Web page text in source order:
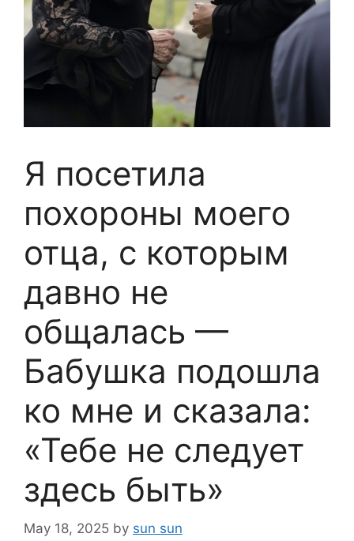
Я посетила
похороны моего
отца, с которым
давно не
общалась —
Бабушка подошла
ко мне и сказала:
«Тебе не следует
здесь быть»
May 18, 2025 by sun sun